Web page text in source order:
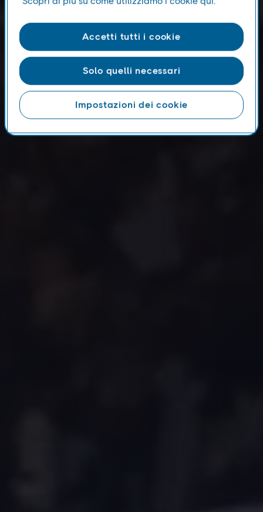
Impostazioni dei cookie
Solo quelli necessari
Accetti tutti i cookie